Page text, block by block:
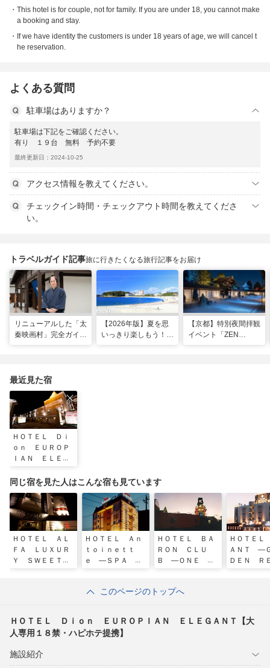
This hotel is for couple, not for family. If you are under 18, you cannot make
a booking and stay.
If we have identity the customers is under 18 years of age, we will cancel t
he reservation.
よくある質問
駐車場はありますか？
駐車場は下記をご確認ください。
有り １９台 無料 予約不要
最終更新日：2024-10-25
アクセス情報を教えてください。
チェックイン時間・チェックアウト時間を教えてくださ
い。
トラベルガイド記事旅に行きたくなる旅行記事をお届け
リニューアルした「太
秦映画村」完全ガイ
【2026年版】夏を思
いっきり楽しもう！関
【京都】特別夜間拝観
イベント「ZEN
最近見た宿
ＨＯＴＥＬ Ｄｉ
ｏｎ ＥＵＲＯＰ
ＩＡＮ ＥＬＥＧ
１８禁・ハピホテ
提携】
同じ宿を見た人はこんな宿も見ています
ＨＯＴＥＬ ＡＬ
ＦＡ ＬＵＸＵＲ
Ｙ ＳＷＥＥＴ
ＨＯＴＥＬ Ａｎ
ｔｏｉｎｅｔｔ
ｅ ―ＳＰＡ Ｒ
ピホテ提携】
ＨＯＴＥＬ ＢＡ
ＲＯＮ ＣＬＵ
Ｂ ―ＯＮＥ Ｄ
８禁・ハピホテ提
ＨＯＴＥ
ＡＮＴ ―
ＤＥＮ Ｒ
このページのトップへ
ＨＯＴＥＬ Ｄｉｏｎ ＥＵＲＯＰＩＡＮ ＥＬＥＧＡＮＴ【大
人専用１８禁・ハピホテ提携】
施設紹介